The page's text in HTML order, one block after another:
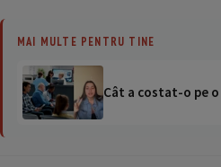
MAI MULTE PENTRU TINE
Cât a costat-o pe